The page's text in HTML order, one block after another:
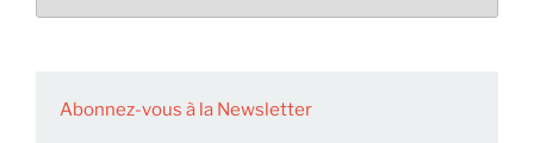
Abonnez-vous à la Newsletter